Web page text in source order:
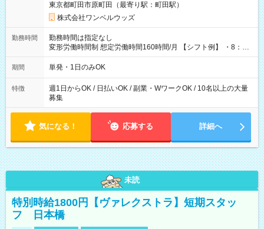
東京都町田市原町田（最寄り駅：町田駅）
株式会社ワンベルウッズ
勤務時間
勤務時間は指定なし
変形労働時間制 想定労働時間160時間/月 【シフト例】 ・8：00
～21：00
期間 単発・1日のみOK
特徴
週1日からOK / 日払いOK / 副業・WワークOK / 10名以上の大量
募集
気になる！ 応募する 詳細へ
未読
特別時給1800円【ヴァレクストラ】短期スタッ
フ 日本橋